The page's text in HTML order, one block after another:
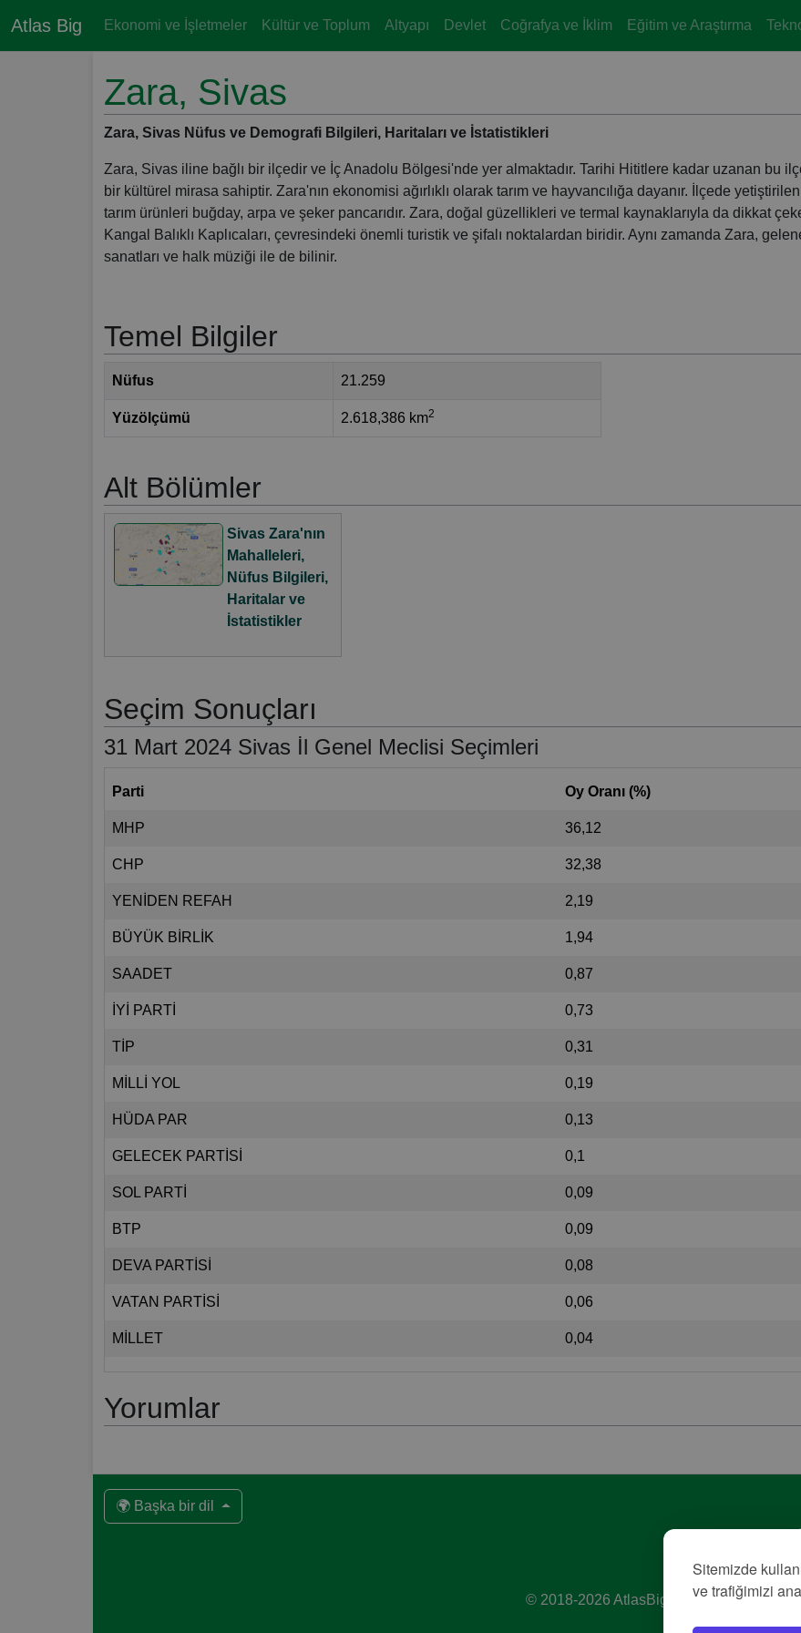
Sitemizde
ve trafiğimizi
Atlas Big Ekonomi ve İşletmeler Kültür ve Toplum Altyapı Devlet Coğrafya ve İklim Eğitim ve Araştırma
Zara, Sivas
Zara, Sivas Nüfus ve Demografi Bilgileri, Haritaları ve İstatistikleri
Zara, Sivas iline bağlı bir ilçedir ve İç Anadolu Bölgesi'nde yer almaktadır. Tarihi Hititlere kadar uzanan bu
bir kültürel mirasa sahiptir. Zara'nın ekonomisi ağırlıklı olarak tarım ve hayvancılığa dayanır. İlçede
tarım ürünleri buğday, arpa ve şeker pancarıdır. Zara, doğal güzellikleri ve termal kaynaklarıyla da dikkat
Kangal Balıklı Kaplıcaları, çevresindeki önemli turistik ve şifalı noktalardan biridir. Aynı zamanda Zara,
sanatları ve halk müziği ile de bilinir.
Temel Bilgiler
Nüfus 21.259
Yüzölçümü 2.618,386 km2
Alt Bölümler
Sivas Zara'nın
Mahalleleri,
Nüfus Bilgileri,
Haritalar ve
İstatistikler
Seçim Sonuçları
31 Mart 2024 Sivas İl Genel Meclisi Seçimleri
Parti Oy Oranı (%)
MHP 36,12
CHP 32,38
YENİDEN REFAH 2,19
BÜYÜK BİRLİK 1,94
SAADET 0,87
İYİ PARTİ 0,73
TİP 0,31
MİLLİ YOL 0,19
HÜDA PAR 0,13
GELECEK PARTİSİ 0,1
SOL PARTİ 0,09
BTP 0,09
DEVA PARTİSİ 0,08
VATAN PARTİSİ 0,06
MİLLET 0,04
Yorumlar
🌍 Başka bir dil
© 2018-2026 AtlasBig.com